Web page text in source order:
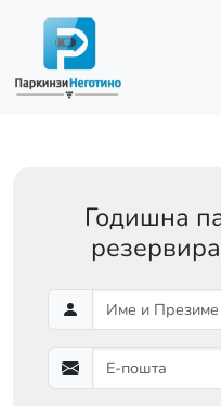
Skip to main content
Годишна